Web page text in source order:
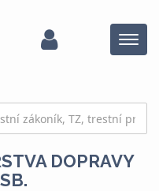
Menu
DOPRAVY